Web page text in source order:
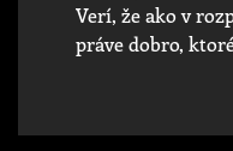
Verí, že ako v
práve dobro,